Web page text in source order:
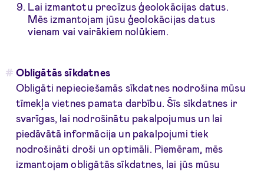
Lai izmantotu precīzus ģeolokācijas datus.
Mēs izmantojam jūsu ģeolokācijas datus
vienam vai vairākiem nolūkiem.
Obligātās sīkdatnes
Obligāti nepieciešamās sīkdatnes nodrošina mūsu
tīmekļa vietnes pamata darbību. Šīs sīkdatnes ir
svarīgas, lai nodrošinātu pakalpojumus un lai
piedāvātā informācija un pakalpojumi tiek
nodrošināti droši un optimāli. Piemēram, mēs
izmantojam obligātās sīkdatnes, lai jūs mūsu